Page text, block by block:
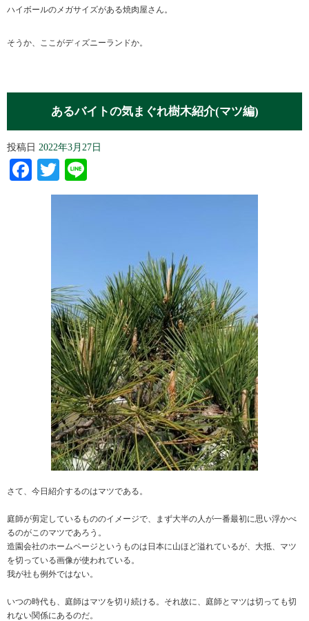
ハイボールのメガサイズがある焼肉屋さん。
そうか、ここがディズニーランドか。
あるバイトの気まぐれ樹木紹介(マツ編)
投稿日 2022年3月27日
Facebook
Twitter
さて、今日紹介するのはマツである。
庭師が剪定しているもののイメージで、まず大半の人が一番最初に思い浮かべ
るのがこのマツであろう。
造園会社のホームページというものは日本に山ほど溢れているが、大抵、マツ
を切っている画像が使われている。
我が社も例外ではない。
いつの時代も、庭師はマツを切り続ける。それ故に、庭師とマツは切っても切
れない関係にあるのだ。